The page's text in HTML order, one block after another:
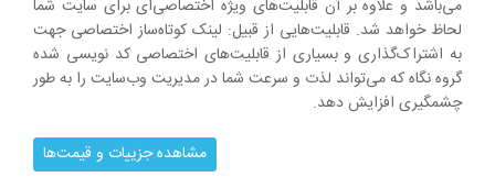
می‌باشد و علاوه بر آن قابلیت‌های ویژه اختصاصی‌ای برای سایت شما
لحاظ خواهد شد. قابلیت‌هایی از قبیل: لینک کوتاه‌ساز اختصاصی جهت
به اشتراک‌گذاری و بسیاری از قابلیت‌های اختصاصی کد نویسی شده
گروه نگاه که می‌تواند لذت و سرعت شما در مدیریت وب‌سایت را به طور
چشمگیری افزایش دهد.
مشاهده جزییات و قیمت‌ها